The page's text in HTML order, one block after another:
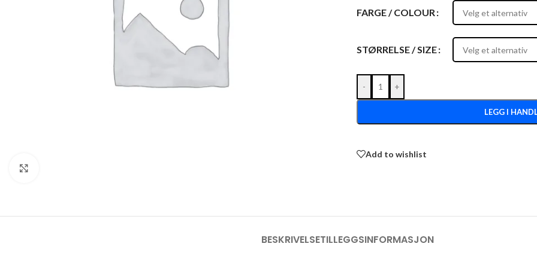
FARGE / COLOUR
STØRRELSE / SIZE
- +
LEGG I
Add to wishlist
BESKRIVELSETILLEGGSINFORMASJON